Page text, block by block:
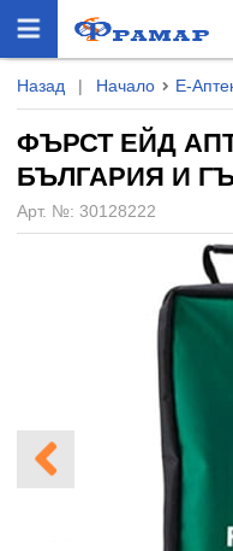
Назад | Начало Е-
ФЪРСТ ЕЙД
БЪЛГАРИЯ И
Арт. №: 30128222